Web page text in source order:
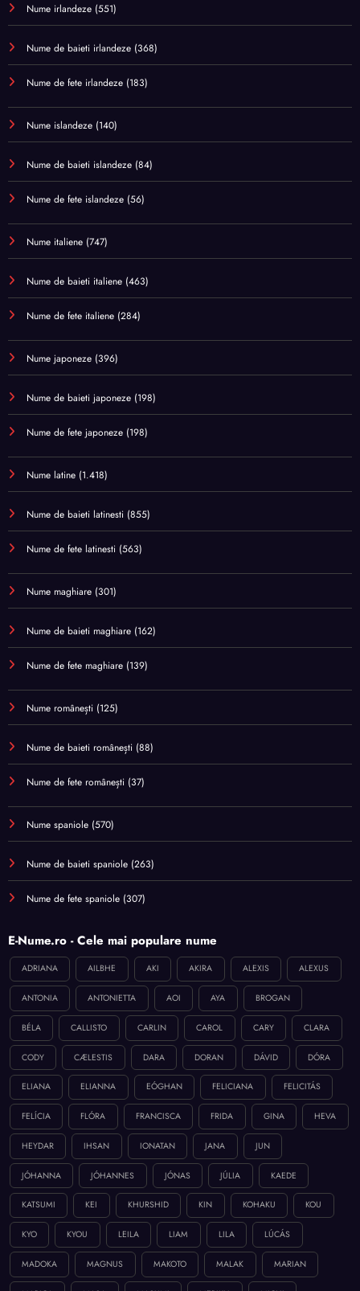
Nume irlandeze (551)
Nume de baieti irlandeze (368)
Nume de fete irlandeze (183)
Nume islandeze (140)
Nume de baieti islandeze (84)
Nume de fete islandeze (56)
Nume italiene (747)
Nume de baieti italiene (463)
Nume de fete italiene (284)
Nume japoneze (396)
Nume de baieti japoneze (198)
Nume de fete japoneze (198)
Nume latine (1.418)
Nume de baieti latinesti (855)
Nume de fete latinesti (563)
Nume maghiare (301)
Nume de baieti maghiare (162)
Nume de fete maghiare (139)
Nume românești (125)
Nume de baieti românești (88)
Nume de fete românești (37)
Nume spaniole (570)
Nume de baieti spaniole (263)
Nume de fete spaniole (307)
E-Nume.ro - Cele mai populare nume
ADRIANA AILBHE AKI AKIRA ALEXIS ALEXUS
ANTONIA ANTONIETTA AOI AYA BROGAN
BÉLA CALLISTO CARLIN CAROL CARY CLARA
CODY CÆLESTIS DARA DORAN DÁVID DÓRA
ELIANA ELIANNA EÓGHAN FELICIANA FELICITÁS
FELÍCIA FLÓRA FRANCISCA FRIDA GINA HEVA
HEYDAR IHSAN IONATAN JANA JUN
JÓHANNA JÓHANNES JÓNAS JÚLIA KAEDE
KATSUMI KEI KHURSHID KIN KOHAKU KOU
KYO KYOU LEILA LIAM LILA LÚCÁS
MADOKA MAGNUS MAKOTO MALAK MARIAN